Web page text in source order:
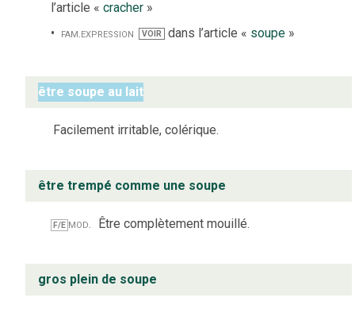
l’article « cracher »
fam.expression VOIR dans l’article « soupe»
être soupe au lait
Facilement irritable, colérique.
être trempé comme une soupe
F/E mod. Être complètement mouillé.
gros plein de soupe